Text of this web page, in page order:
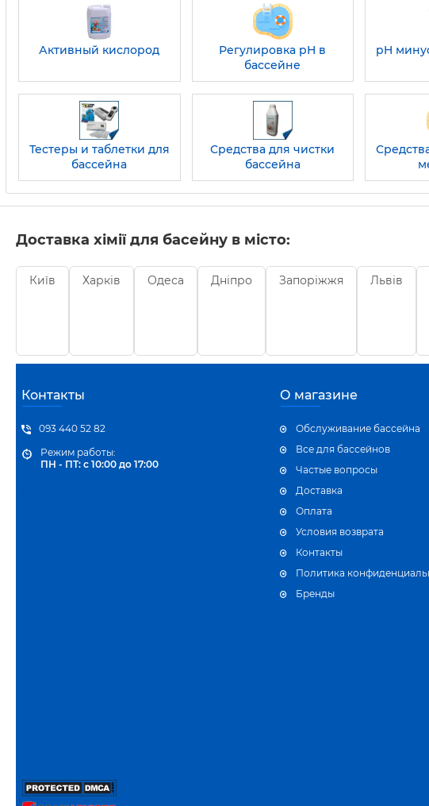
Активный кислород
Регулировка pH в
бассейне
pH
Тестеры и таблетки для
бассейна
Средства для чистки
бассейна
Доставка хімії для басейну в місто:
Київ Харків Одеса Дніпро Запоріжжя Львів
Контакты
093 440 52 82
Режим работы:
ПН - ПТ: с 10:00 до 17:00
О магазине
Обслуживание бассейна
Все для бассейнов
Частые вопросы
Доставка
Оплата
Условия возврата
Контакты
Политика
Бренды